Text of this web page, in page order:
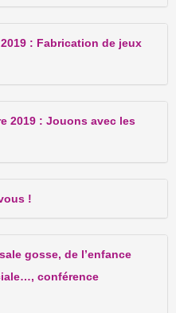
: Fabrication de jeux
2019 : Jouons avec les
!
gosse, de l’enfance
conférence